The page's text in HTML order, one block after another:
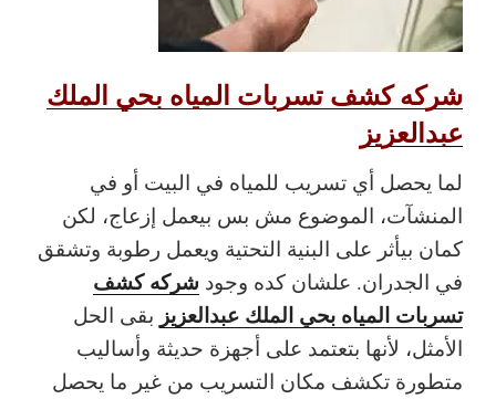
شركه كشف تسربات المياه بحي الملك
عبدالعزيز
لما يحصل أي تسريب للمياه في البيت أو في
المنشآت، الموضوع مش بس بيعمل إزعاج، لكن
كمان بيأثر على البنية التحتية ويعمل رطوبة وتشقق
في الجدران. علشان كده وجود شركه كشف
تسربات المياه بحي الملك عبدالعزيز بقى الحل
الأمثل، لأنها بتعتمد على أجهزة حديثة وأساليب
متطورة تكشف مكان التسريب من غير ما يحصل